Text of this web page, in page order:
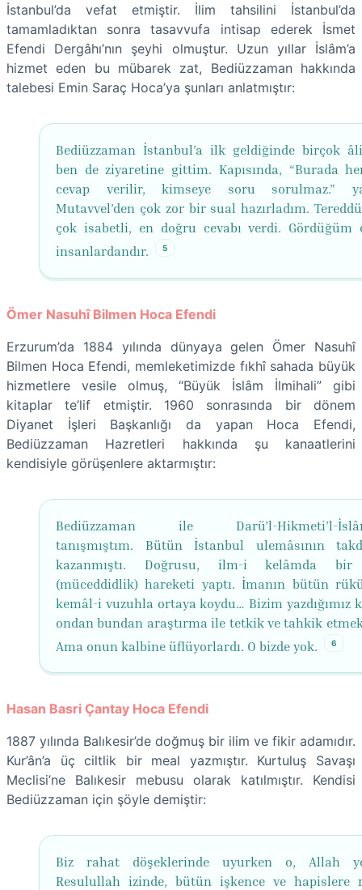
İstanbul’da vefat etmiştir. İlim tahsilini İstanbul’da
tamamladıktan sonra tasavvufa intisap ederek İsmet
Efendi Dergâhı’nın şeyhi olmuştur. Uzun yıllar İslâm’a
hizmet eden bu mübarek zat, Bediüzzaman hakkında
talebesi Emin Saraç Hoca’ya şunları anlatmıştır:
Bediüzzaman İstanbul’a ilk geldiğinde birçok
ben de ziyaretine gittim. Kapısında, “Burada
cevap verilir, kimseye soru sorulmaz.”
Mutavvel’den çok zor bir sual hazırladım.
çok isabetli, en doğru cevabı verdi. Gördüğüm
insanlardandır.
5
Ömer Nasuhî Bilmen Hoca Efendi
Erzurum’da 1884 yılında dünyaya gelen Ömer Nasuhî
Bilmen Hoca Efendi, memleketimizde fıkhî sahada büyük
hizmetlere vesile olmuş, “Büyük İslâm İlmihali” gibi
kitaplar te’lif etmiştir. 1960 sonrasında bir dönem
Diyanet İşleri Başkanlığı da yapan Hoca Efendi,
Bediüzzaman Hazretleri hakkında şu kanaatlerini
kendisiyle görüşenlere aktarmıştır:
Bediüzzaman ile Darü’l-Hikmeti’l-
tanışmıştım. Bütün İstanbul ulemâsının
kazanmıştı. Doğrusu, ilm-i kelâmda
(müceddidlik) hareketi yaptı. İmanın bütün
kemâl-i vuzuhla ortaya koydu… Bizim yazdığımız
ondan bundan araştırma ile tetkik ve tahkik
Ama onun kalbine üflüyorlardı. O bizde yok.
6
Hasan Basri Çantay Hoca Efendi
1887 yılında Balıkesir’de doğmuş bir ilim ve fikir adamıdır.
Kur’ân’a üç ciltlik bir meal yazmıştır. Kurtuluş Savaşı
Meclisi’ne Balıkesir mebusu olarak katılmıştır. Kendisi
Bediüzzaman için şöyle demiştir:
Biz rahat döşeklerinde uyurken o, Allah
Resulullah izinde, bütün işkence ve hapislere